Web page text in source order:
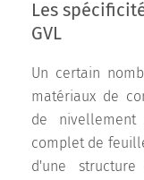
Les
GVL
Un certain
matériaux de
de nivellement
complet de
d'une